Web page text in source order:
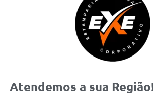
Atendemos a sua